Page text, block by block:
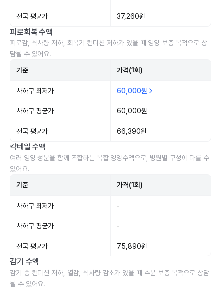
전국 평균가 37,260원
피로회복 수액
피로감, 식사량 저하, 회복기 컨디션 저하가 있을 때 영양 보충 목적으로 상
담될 수 있어요.
기준 가격(1회)
사하구 최저가 60,000원
사하구 평균가 60,000원
전국 평균가 66,390원
칵테일 수액
여러 영양 성분을 함께 조합하는 복합 영양수액으로, 병원별 구성이 다를 수
있어요.
기준 가격(1회)
사하구 최저가 -
사하구 평균가 -
전국 평균가 75,890원
감기 수액
감기 중 컨디션 저하, 열감, 식사량 감소가 있을 때 수분 보충 목적으로 상담
될 수 있어요.